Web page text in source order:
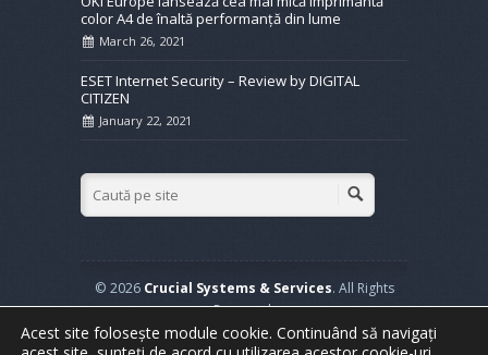
color A4 de înaltă performanță din lume
March 26, 2021
ESET Internet Security – Review by DIGITAL
CITIZEN
January 22, 2021
© 2026 Crucial Systems & Services. All Rights
Reserved.
Powered byWordPress. Created byMuffin group
Acest site folosește module cookie. Continuând să navigați